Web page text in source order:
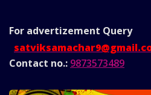
For advertizement Query
Contact no.: 9873573489